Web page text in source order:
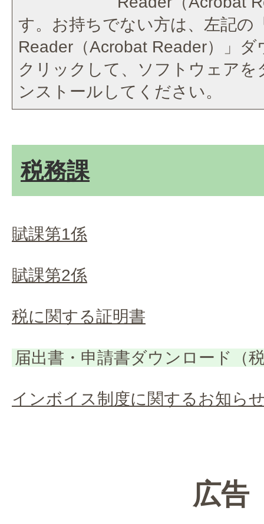
す。お持ちでない方は、左記の
Reader（Acrobat Reader）」
クリックして、ソフトウェア
ンストールしてください。
税務課
賦課第1係
賦課第2係
税に関する証明書
届出書・申請書ダウンロード（
インボイス制度に関するお知ら
広告